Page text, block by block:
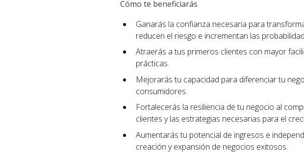
Cómo te beneficiarás
Ganarás la confianza necesaria para
reducen el riesgo e incrementan las
Atraerás a tus primeros clientes con mayor
prácticas.
Mejorarás tu capacidad para diferenciar tu
consumidores.
Fortalecerás la resiliencia de tu negocio al
clientes y las estrategias necesarias para el
Aumentarás tu potencial de ingresos e
creación y expansión de negocios exitosos.